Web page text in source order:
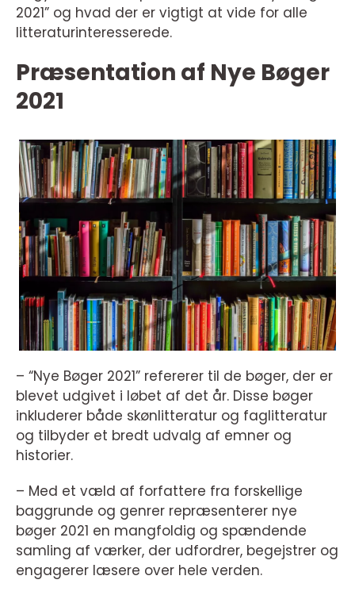
2021” og hvad der er vigtigt at vide for alle
litteraturinteresserede.
Præsentation af Nye Bøger
2021
– “Nye Bøger 2021” refererer til de bøger, der er
blevet udgivet i løbet af det år. Disse bøger
inkluderer både skønlitteratur og faglitteratur
og tilbyder et bredt udvalg af emner og
historier.
– Med et væld af forfattere fra forskellige
baggrunde og genrer repræsenterer nye
bøger 2021 en mangfoldig og spændende
samling af værker, der udfordrer, begejstrer og
engagerer læsere over hele verden.